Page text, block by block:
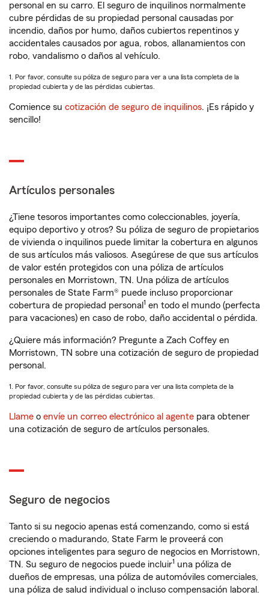
personal en su carro. El seguro de inquilinos normalmente
cubre pérdidas de su propiedad personal causadas por
incendio, daños por humo, daños cubiertos repentinos y
accidentales causados por agua, robos, allanamientos con
robo, vandalismo o daños al vehículo.
1. Por favor, consulte su póliza de seguro para ver a una lista completa de la
propiedad cubierta y de las pérdidas cubiertas.
Comience su cotización de seguro de inquilinos. ¡Es rápido y
sencillo!
Artículos personales
¿Tiene tesoros importantes como coleccionables, joyería,
equipo deportivo y otros? Su póliza de seguro de propietarios
de vivienda o inquilinos puede limitar la cobertura en algunos
de sus artículos más valiosos. Asegúrese de que sus artículos
de valor estén protegidos con una póliza de artículos
personales en Morristown, TN. Una póliza de artículos
personales de State Farm® puede incluso proporcionar
cobertura de propiedad personal 1 en todo el mundo (perfecta
para vacaciones) en caso de robo, daño accidental o pérdida.
¿Quiere más información? Pregunte a Zach Coffey en
Morristown, TN sobre una cotización de seguro de propiedad
personal.
1. Por favor, consulte su póliza de seguro para ver una lista completa de la
propiedad cubierta y de las pérdidas cubiertas.
Llame o envíe un correo electrónico al agente para obtener
una cotización de seguro de artículos personales.
Seguro de negocios
Tanto si su negocio apenas está comenzando, como si está
creciendo o madurando, State Farm le proveerá con
opciones inteligentes para seguro de negocios en Morristown,
TN. Su seguro de negocios puede incluir1 una póliza de
dueños de empresas, una póliza de automóviles comerciales,
una póliza de salud individual o incluso compensación laboral.